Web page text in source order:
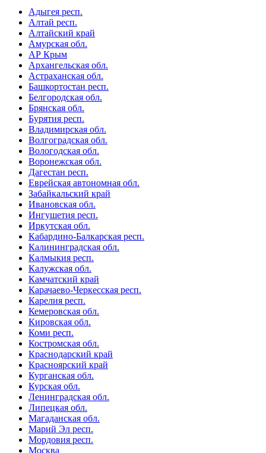
Адыгея респ.
Алтай респ.
Алтайский край
Амурская обл.
АР Крым
Архангельская обл.
Астраханская обл.
Башкортостан респ.
Белгородская обл.
Брянская обл.
Бурятия респ.
Владимирская обл.
Волгоградская обл.
Вологодская обл.
Воронежская обл.
Дагестан респ.
Еврейская автономная обл.
Забайкальский край
Ивановская обл.
Ингушетия респ.
Иркутская обл.
Кабардино-Балкарская респ.
Калининградская обл.
Калмыкия респ.
Калужская обл.
Камчатский край
Карачаево-Черкесская респ.
Карелия респ.
Кемеровская обл.
Кировская обл.
Коми респ.
Костромская обл.
Краснодарский край
Красноярский край
Курганская обл.
Курская обл.
Ленинградская обл.
Липецкая обл.
Магаданская обл.
Марий Эл респ.
Мордовия респ.
Москва